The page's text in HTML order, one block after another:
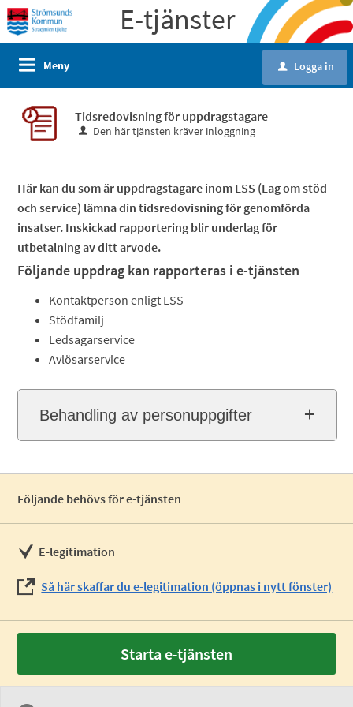
E-tjänster
Meny u Logga in
Tidsredovisning för uppdragstagare
Den här tjänsten kräver inloggning
Här kan du som är uppdragstagare inom LSS (Lag om stöd
och service) lämna din tidsredovisning för genomförda
insatser. Inskickad rapportering blir underlag för
utbetalning av ditt arvode.
Följande uppdrag kan rapporteras i e-tjänsten
Kontaktperson enligt LSS
Stödfamilj
Ledsagarservice
Avlösarservice
Behandling av personuppgifter
Följande behövs för e-tjänsten
E-legitimation
Så här skaffar du e-legitimation (öppnas i nytt fönster)
Starta e-tjänsten